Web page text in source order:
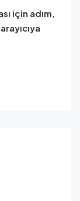
için adım,